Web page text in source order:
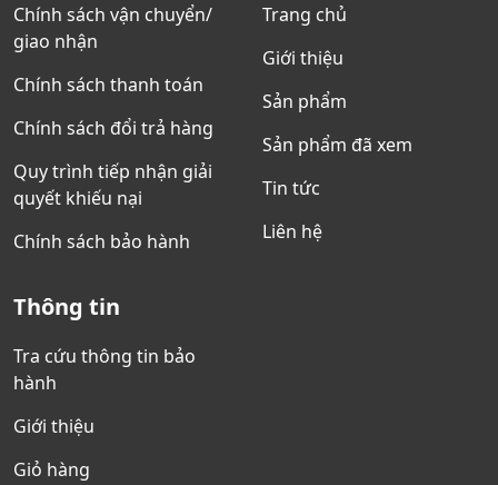
Chính sách vận chuyển/
giao nhận
Chính sách thanh toán
Chính sách đổi trả hàng
Quy trình tiếp nhận giải
quyết khiếu nại
Chính sách bảo hành
Trang chủ
Giới thiệu
Sản phẩm
Sản phẩm đã xem
Tin tức
Liên hệ
Thông tin
Tra cứu thông tin bảo
hành
Giới thiệu
Giỏ hàng